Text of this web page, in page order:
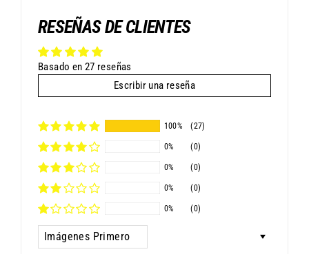
RESEÑAS DE CLIENTES
Basado en 27 reseñas
Escribir una reseña
100% (27)
0% (0)
0% (0)
0% (0)
0% (0)
Sort by